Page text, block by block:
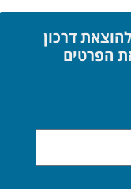
דרכון
הפרטים